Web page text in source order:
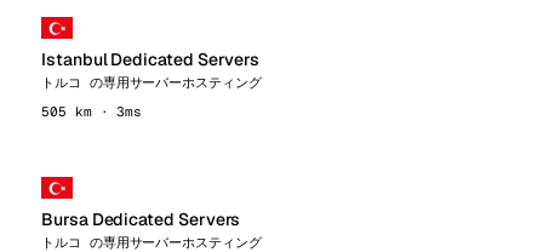
Istanbul Dedicated Servers
トルコ の専用サーバーホスティング
505 km · 3ms
Bursa Dedicated Servers
トルコ の専用サーバーホスティング